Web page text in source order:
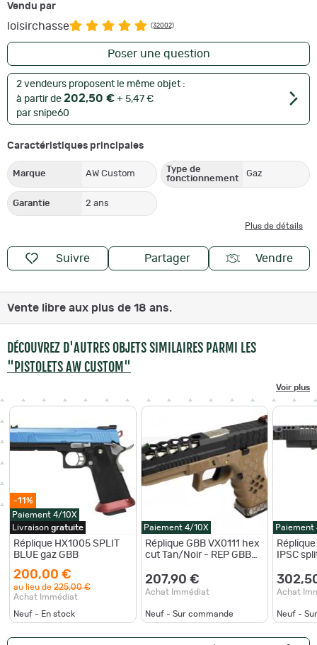
Vendu par
loisirchasse (32002)
Poser une question
2 vendeurs proposent le même objet :
à partir de 202,50 € + 5,47 €
par snipe60
Caractéristiques principales
Marque AW Custom
Type de
fonctionnement
Gaz
Garantie 2 ans
Plus de détails
Suivre Partager Vendre
Vente libre aux plus de 18 ans.
DÉCOUVREZ D'AUTRES OBJETS SIMILAIRES PARMI LES
"PISTOLETS AW CUSTOM"
Voir plus
-11%
Paiement 4/10X
Livraison gratuite
Réplique HX1005 SPLIT
BLUE gaz GBB
200,00 €
au lieu de 225,00 €
Achat Immédiat
Neuf - En stock
Paiement 4/10X
Réplique GBB VX0111 hex
cut Tan/Noir - REP GBB
!! px NET !!
207,90 €
Achat Immédiat
Neuf - Sur commande
Paiement
IPSC
Achat
Neuf -